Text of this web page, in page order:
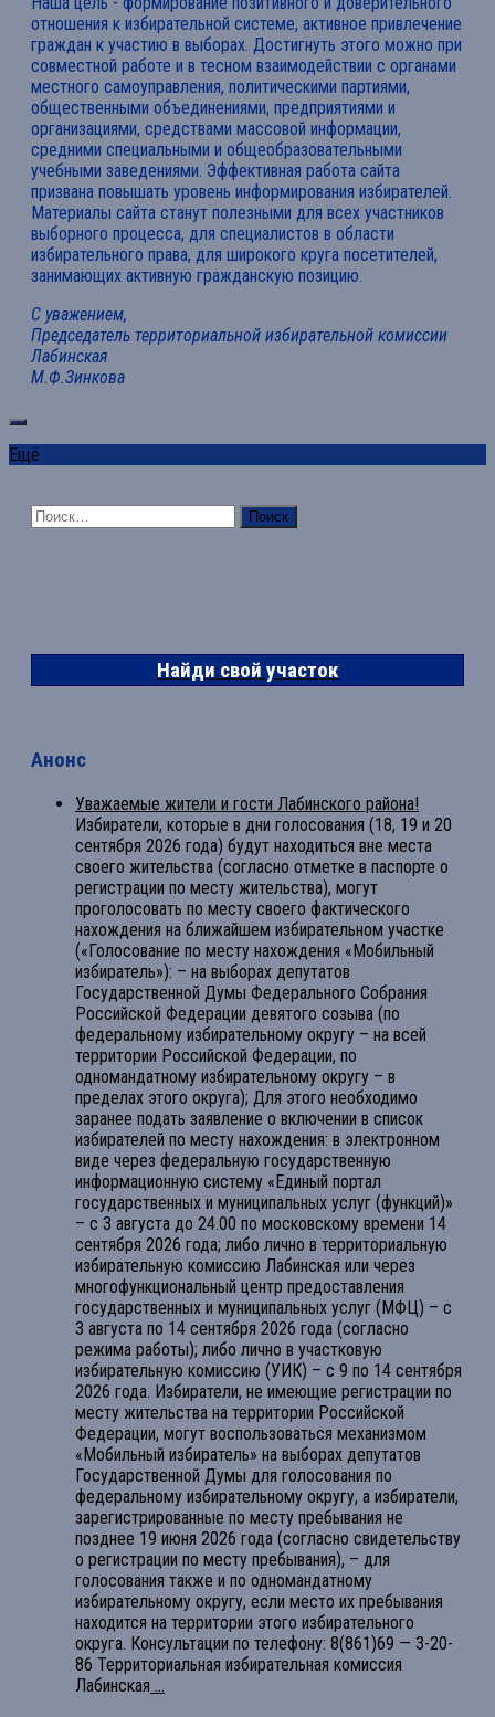
отношения к избирательной системе, активное привлечение
граждан к участию в выборах. Достигнуть этого можно при
совместной работе и в тесном взаимодействии с органами
местного самоуправления, политическими партиями,
общественными объединениями, предприятиями и
организациями, средствами массовой информации,
средними специальными и общеобразовательными
учебными заведениями. Эффективная работа сайта
призвана повышать уровень информирования избирателей.
Материалы сайта станут полезными для всех участников
выборного процесса, для специалистов в области
избирательного права, для широкого круга посетителей,
занимающих активную гражданскую позицию.
С уважением,
Председатель территориальной избирательной комиссии
Лабинская
М.Ф.Зинкова
Ещё
Найти:
Найди свой участок
Анонс
Уважаемые жители и гости Лабинского района!
Избиратели, которые в дни голосования (18, 19 и 20
сентября 2026 года) будут находиться вне места
своего жительства (согласно отметке в паспорте о
регистрации по месту жительства), могут
проголосовать по месту своего фактического
нахождения на ближайшем избирательном участке
(«Голосование по месту нахождения «Мобильный
избиратель»): – на выборах депутатов
Государственной Думы Федерального Собрания
Российской Федерации девятого созыва (по
федеральному избирательному округу – на всей
территории Российской Федерации, по
одномандатному избирательному округу – в
пределах этого округа); Для этого необходимо
заранее подать заявление о включении в список
избирателей по месту нахождения: в электронном
виде через федеральную государственную
информационную систему «Единый портал
государственных и муниципальных услуг (функций)»
– с 3 августа до 24.00 по московскому времени 14
сентября 2026 года; либо лично в территориальную
избирательную комиссию Лабинская или через
многофункциональный центр предоставления
государственных и муниципальных услуг (МФЦ) – с
3 августа по 14 сентября 2026 года (согласно
режима работы); либо лично в участковую
избирательную комиссию (УИК) – с 9 по 14 сентября
2026 года. Избиратели, не имеющие регистрации по
месту жительства на территории Российской
Федерации, могут воспользоваться механизмом
«Мобильный избиратель» на выборах депутатов
Государственной Думы для голосования по
федеральному избирательному округу, а избиратели,
зарегистрированные по месту пребывания не
позднее 19 июня 2026 года (согласно свидетельству
о регистрации по месту пребывания), – для
голосования также и по одномандатному
избирательному округу, если место их пребывания
находится на территории этого избирательного
округа. Консультации по телефону: 8(861)69 — 3-20-
86 Территориальная избирательная комиссия
Лабинская ...